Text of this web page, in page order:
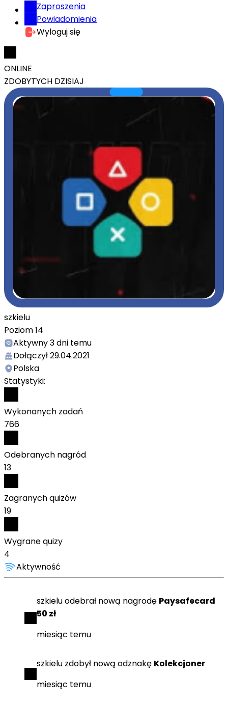
Zaproszenia
Powiadomienia
Wyloguj się
ONLINE
ZDOBYTYCH DZISIAJ
szkielu
Poziom14
Aktywny3 dni temu
Dołączył29.04.2021
Polska
Statystyki:
Wykonanych zadań
766
Odebranych nagród
13
Zagranych quizów
19
Wygrane quizy
4
Aktywność
szkieluodebrał nową nagrodę Paysafecard
50 zł
miesiąc temu
szkielu zdobył nową odznakę Kolekcjoner
miesiąc temu